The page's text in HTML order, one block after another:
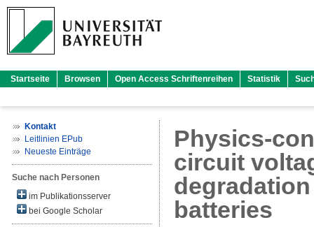
Startseite Browsen Open Access Schriftenreihen Statistik
Kontakt
Leitlinien EPub
Neueste Einträge
Suche nach Personen
im Publikationsserver
bei Google Scholar
Physics-
circuit
batteries